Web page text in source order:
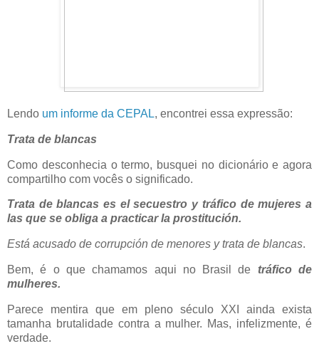
Lendo um informe da CEPAL, encontrei essa expressão:
Trata de blancas
Como desconhecia o termo, busquei no dicionário e agora
compartilho com vocês o significado.
Trata de blancas es el secuestro y tráfico de mujeres a
las que se obliga a practicar la prostitución.
Está acusado de corrupción de menores y trata de blancas.
Bem, é o que chamamos aqui no Brasil de tráfico de
mulheres.
Parece mentira que em pleno século XXI ainda exista
tamanha brutalidade contra a mulher. Mas, infelizmente, é
verdade.